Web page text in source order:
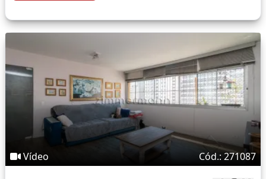
Vídeo Cód.: 271087